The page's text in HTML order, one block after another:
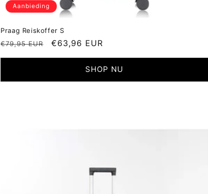
Aanbieding
Praag Reiskoffer S
Normale
€79,95 EUR Aanbiedingsprijs
€63,96 EUR
SHOP NU